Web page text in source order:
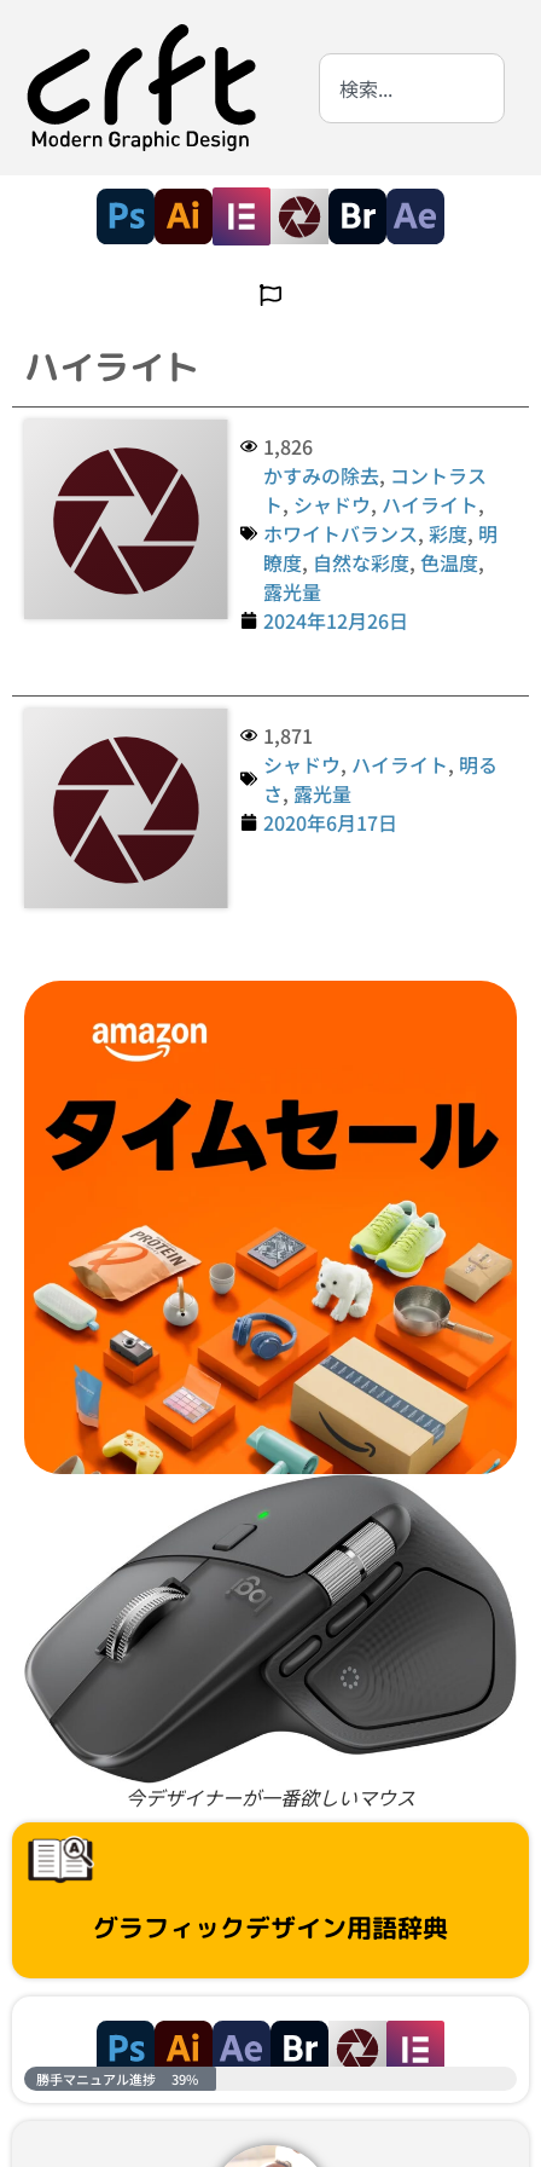
ハイライト
1,826
かすみの除去, コントラス
ト, シャドウ, ハイライト,
ホワイトバランス,彩度, 明
瞭度, 自然な彩度,色温度,
露光量
2024年12月26日
1,871
シャドウ, ハイライト, 明る
さ, 露光量
2020年6月17日
今デザイナーが一番欲しいマウス
グラフィックデザイン用語辞典
勝手マニュアル進捗 39%